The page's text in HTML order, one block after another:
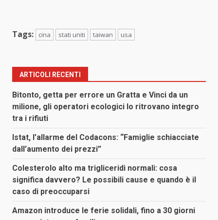
Tags: cina stati uniti taiwan usa
ARTICOLI RECENTI
Bitonto, getta per errore un Gratta e Vinci da un
milione, gli operatori ecologici lo ritrovano integro
tra i rifiuti
Istat, l’allarme del Codacons: “Famiglie schiacciate
dall’aumento dei prezzi”
Colesterolo alto ma trigliceridi normali: cosa
significa davvero? Le possibili cause e quando è il
caso di preoccuparsi
Amazon introduce le ferie solidali, fino a 30 giorni